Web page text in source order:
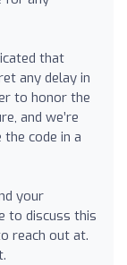
that
any delay in
to honor the
and we’re
code in a
your
to discuss this
reach out at.